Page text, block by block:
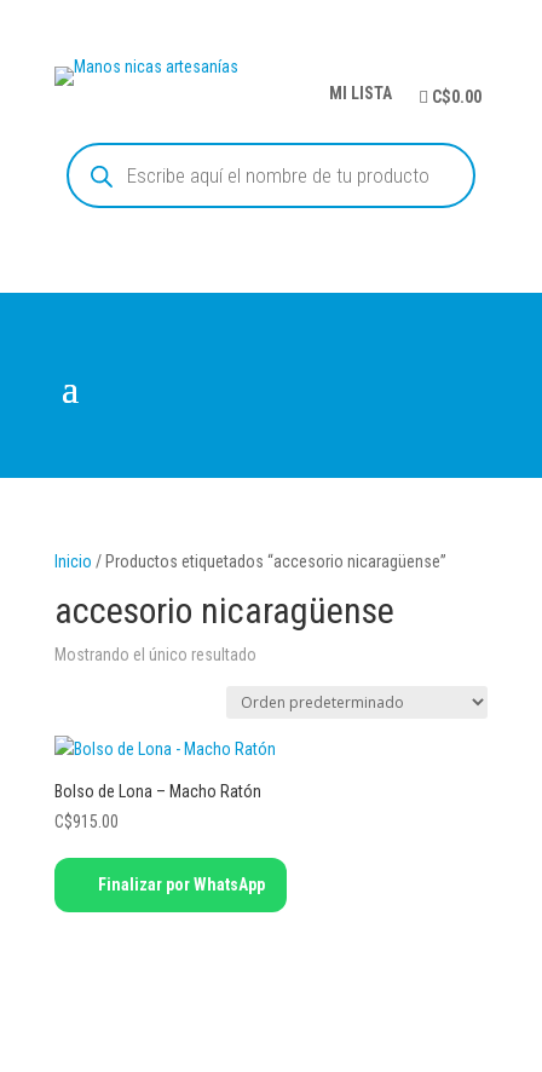
MI LISTA C$0.00
Búsqueda
de
productos
Inicio / Productos etiquetados “accesorio nicaragüense”
accesorio nicaragüense
Mostrando el único resultado
Bolso de Lona – Macho Ratón
C$915.00
Finalizar por WhatsApp